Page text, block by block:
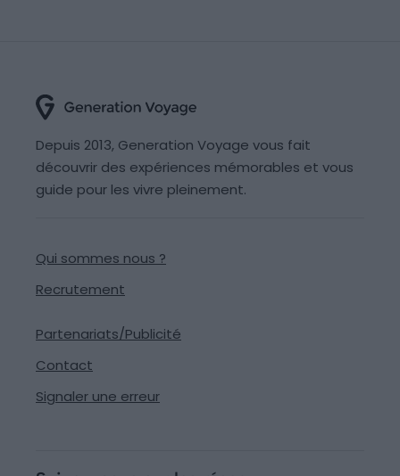
Depuis 2013, Generation Voyage vous fait
découvrir des expériences mémorables et vous
guide pour les vivre pleinement.
Qui sommes nous ?
Recrutement
Partenariats/Publicité
Contact
Signaler une erreur